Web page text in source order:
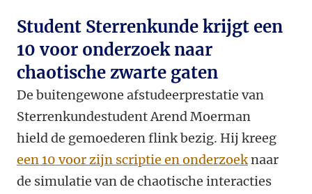
Student Sterrenkunde krijgt een
10 voor onderzoek naar
chaotische zwarte gaten
De buitengewone afstudeerprestatie van
Sterrenkundestudent Arend Moerman
hield de gemoederen flink bezig. Hij kreeg
een 10 voor zijn scriptie en onderzoeknaar
de simulatie van de chaotische interacties